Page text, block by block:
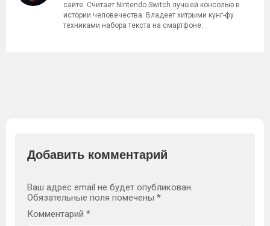
сайте. Считает Nintendo Switch лучшей консолью в
истории человечества. Владеет хитрыми кунг-фу
техниками набора текста на смартфоне.
Добавить комментарий
Ваш адрес email не будет опубликован.
Обязательные поля помечены *
Комментарий *